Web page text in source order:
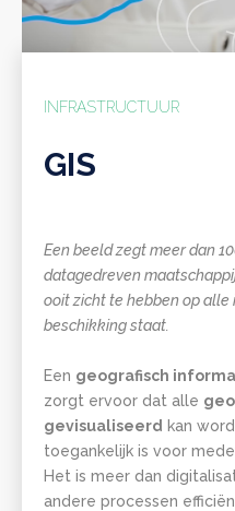
INFRASTRUCTUUR
GIS
Een beeld zegt meer dan
datagedreven
ooit zicht te hebben op
beschikking staat.
Een geografisch
zorgt ervoor dat alle
gevisualiseerd kan
toegankelijk is voor
Het is meer dan
andere processen